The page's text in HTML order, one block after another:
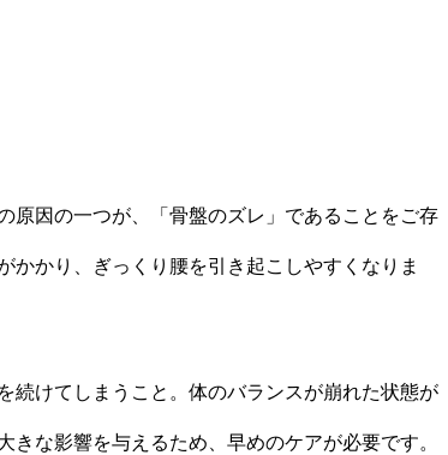
原因の一つが、「骨盤のズレ」であることをご存
かり、ぎっくり腰を引き起こしやすくなりま
続けてしまうこと。体のバランスが崩れた状態が
な影響を与えるため、早めのケアが必要です。